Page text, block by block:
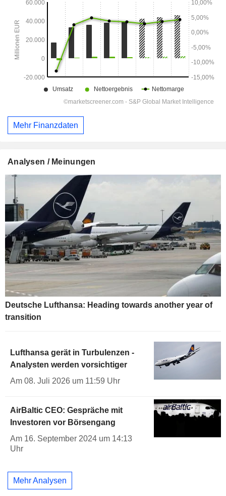
Mehr Finanzdaten
Analysen / Meinungen
Deutsche Lufthansa: Heading towards another year of
transition
Lufthansa gerät in Turbulenzen -
Analysten werden vorsichtiger
Am 08. Juli 2026 um 11:59 Uhr
AirBaltic CEO: Gespräche mit
Investoren vor Börsengang
Am 16. September 2024 um 14:13
Uhr
Mehr Analysen